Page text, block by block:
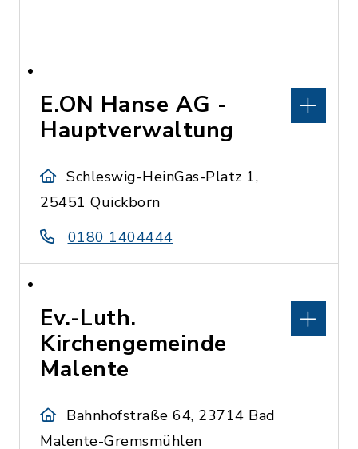
E.ON Hanse AG -
Hauptverwaltung
Schleswig-HeinGas-Platz 1,
25451 Quickborn
0180 1404444
Ev.-Luth.
Kirchengemeinde
Malente
Bahnhofstraße 64, 23714 Bad
Malente-Gremsmühlen